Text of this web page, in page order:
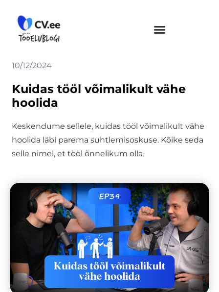
content
10/12/2024
Kuidas tööl võimalikult vähe
hoolida
Keskendume sellele, kuidas tööl võimalikult vähe
hoolida läbi parema suhtlemisoskuse. Kõike seda
selle nimel, et tööl õnnelikum olla.